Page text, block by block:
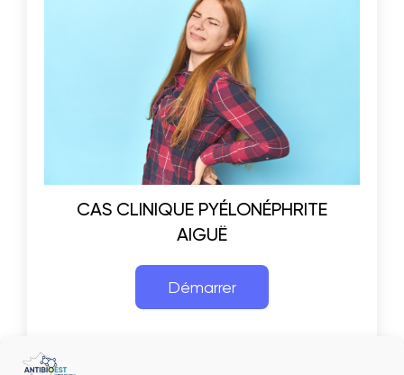
CAS CLINIQUE PYÉLONÉPHRITE
AIGUË